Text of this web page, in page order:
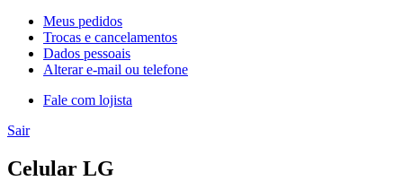
Meus pedidos
Trocas e cancelamentos
Dados pessoais
Alterar e-mail ou telefone
Fale com lojista
Sair
Celular LG